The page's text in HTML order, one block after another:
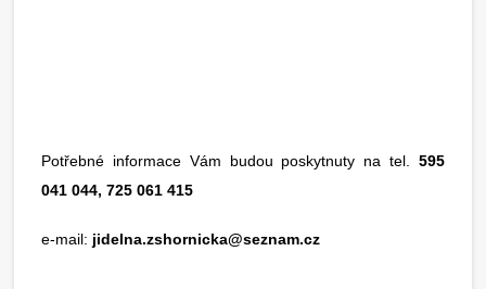
Potřebné informace Vám budou poskytnuty na tel.
595
041 044, 725 061 415
e-mail: jidelna.zshornicka@seznam.cz